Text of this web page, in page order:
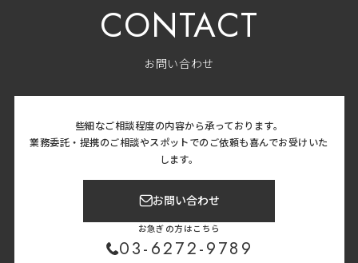
CONTACT
お問い合わせ
些細なご相談程度の内容から承っております。
業務委託・提携のご相談やスポットでのご依頼も喜んでお受けいた
します。
お問い合わせ
お急ぎの方はこちら
03-6272-9789